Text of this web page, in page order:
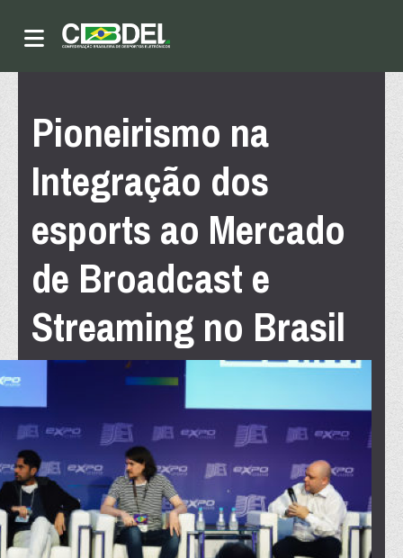
Pioneirismo na
Integração dos
esports ao Mercado
de Broadcast e
Streaming no Brasil